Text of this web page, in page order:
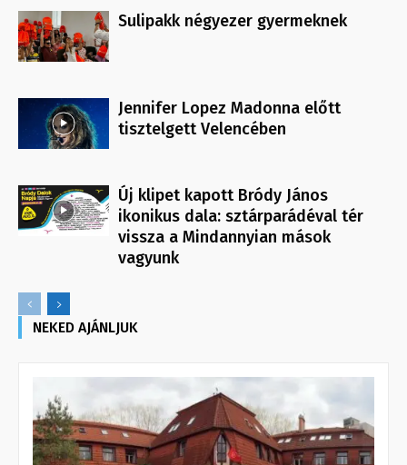
Sulipakk négyezer gyermeknek
Jennifer Lopez Madonna előtt
tisztelgett Velencében
Új klipet kapott Bródy János
ikonikus dala: sztárparádéval tér
vissza a Mindannyian mások
vagyunk
NEKED AJÁNLJUK